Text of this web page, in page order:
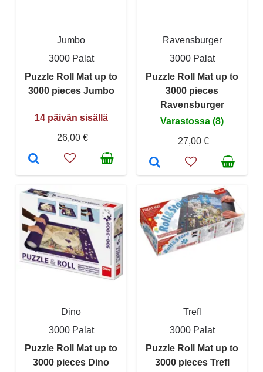
Jumbo
3000 Palat
Puzzle Roll Mat up to
3000 pieces Jumbo
14 päivän sisällä
26,00 €
Ravensburger
3000 Palat
Puzzle Roll Mat up to
3000 pieces
Ravensburger
Varastossa (8)
27,00 €
Dino
3000 Palat
Puzzle Roll Mat up to
3000 pieces Dino
Trefl
3000 Palat
Puzzle Roll Mat up to
3000 pieces Trefl